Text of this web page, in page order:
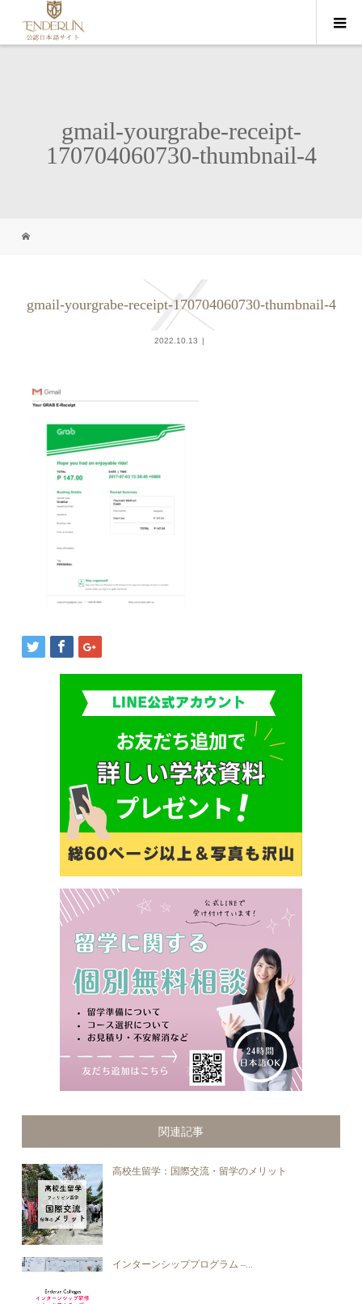
gmail-yourgrabe-receipt-
170704060730-thumbnail-4
gmail-yourgrabe-receipt-170704060730-thumbnail-4
2022.10.13
関連記事
高校生留学：国際交流・留学のメリット
インターンシッププログラム –...